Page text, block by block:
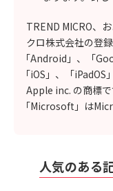
TREND MICRO、
クロ株式会社の登録
「Android」、「
「iOS」、「
Apple inc. の商標で
「Microsoft」は
人気のある